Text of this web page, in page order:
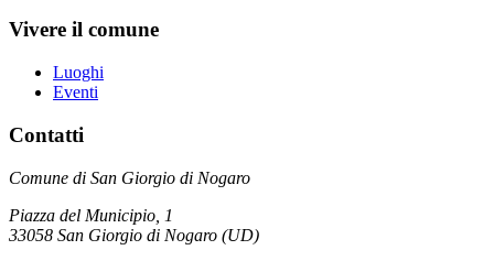
Vivere il comune
Luoghi
Eventi
Contatti
Comune di San Giorgio di Nogaro
Piazza del Municipio, 1
33058 San Giorgio di Nogaro (UD)